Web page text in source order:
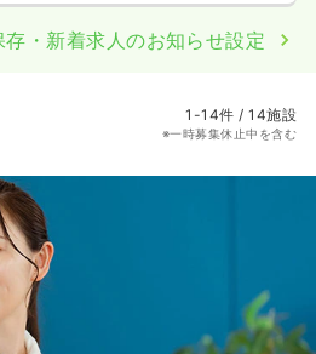
存・新着求人のお知らせ設定
1-14件 / 14施設
※一時募集休止中を含む